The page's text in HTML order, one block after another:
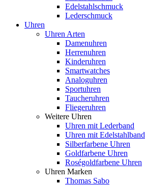
Edelstahlschmuck
Lederschmuck
Uhren
Uhren Arten
Damenuhren
Herrenuhren
Kinderuhren
Smartwatches
Analoguhren
Sportuhren
Taucheruhren
Fliegeruhren
Weitere Uhren
Uhren mit Lederband
Uhren mit Edelstahlband
Silberfarbene Uhren
Goldfarbene Uhren
Roségoldfarbene Uhren
Uhren Marken
Thomas Sabo